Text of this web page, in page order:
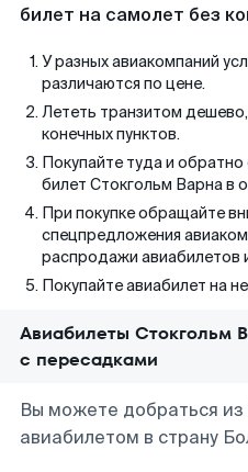
билет на самолет без
У разных авиакомпаний
различаются по цене.
Лететь транзитом
конечных пунктов.
Покупайте туда и
билет Стокгольм Варна в
При покупке обращайте
спецпредложения
распродажи авиабилетов
Покупайте авиабилет на
Авиабилеты Стокгольм
с пересадками
Вы можете добраться из
авиабилетом в страну